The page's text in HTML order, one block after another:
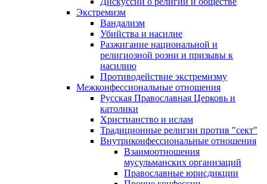
Экстремизм
Вандализм
Убийства и насилие
Разжигание национальной и
религиозной розни и призывы к
насилию
Противодействие экстремизму
Межконфессиональные отношения
Русская Православная Церковь и
католики
Христианство и ислам
Традиционные религии против "сект"
Внутриконфессиональные отношения
Взаимоотношения
мусульманских организаций
Православные юрисдикции